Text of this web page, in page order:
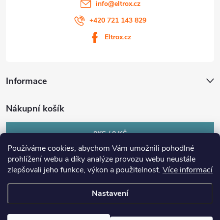
Používáme cookies, abychom Vám umožnili pohodlné
prohlížení webu a díky analýze provozu webu neustále
zlepšovali jeho funkce, výkon a použitelnost. Více informací
Nastavení
info@eltrox.cz
+420 721 143 829
Eltrox.cz
Informace
Nákupní košík
0KS /0 KČ
cookies